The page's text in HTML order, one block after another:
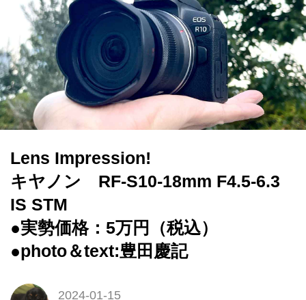
Lens Impression!
キヤノン RF-S10-18mm F4.5-6.3
IS STM
●実勢価格：5万円（税込）
●photo＆text:豊田慶記
2024-01-15